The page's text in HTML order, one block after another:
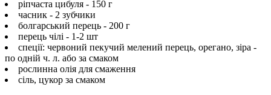
ріпчаста цибуля - 150 г
часник - 2 зубчики
болгарський перець - 200 г
перець чілі - 1-2 шт
спеції: червоний пекучий мелений перець, орегано, зіра -
по одній ч. л. або за смаком
рослинна олія для смаження
сіль, цукор за смаком